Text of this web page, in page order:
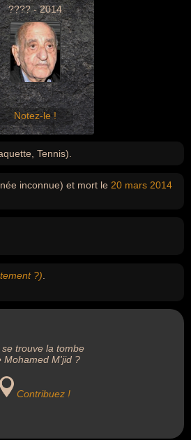
???? - 2014
Notez-le !
Tennis).
inconnue) et mort le 20 mars 2014
?)
se trouve la tombe
Mohamed M'jid ?
Contribuez !